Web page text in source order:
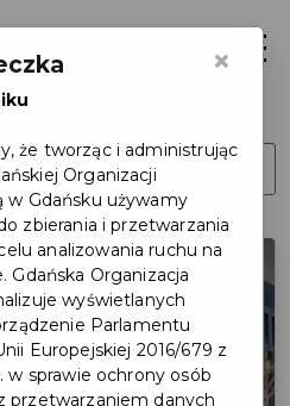
partnerów
×
że tworząc i administrując
Organizacji
w Gdańsku używamy
zbierania i przetwarzania
analizowania ruchu na
Organizacja
wyświetlanych
Parlamentu
Europejskiej 2016/679 z
w sprawie ochrony osób
przetwarzaniem danych